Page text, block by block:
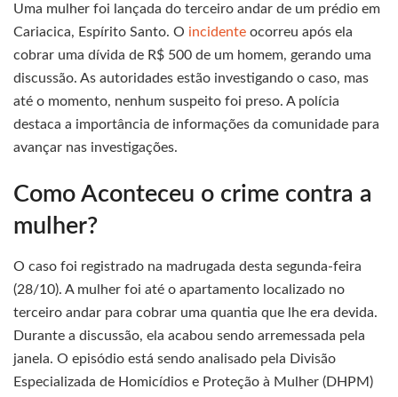
Uma mulher foi lançada do terceiro andar de um prédio em
Cariacica, Espírito Santo. O incidente ocorreu após ela
cobrar uma dívida de R$ 500 de um homem, gerando uma
discussão. As autoridades estão investigando o caso, mas
até o momento, nenhum suspeito foi preso. A polícia
destaca a importância de informações da comunidade para
avançar nas investigações.
Como Aconteceu o crime contra a
mulher?
O caso foi registrado na madrugada desta segunda-feira
(28/10). A mulher foi até o apartamento localizado no
terceiro andar para cobrar uma quantia que lhe era devida.
Durante a discussão, ela acabou sendo arremessada pela
janela. O episódio está sendo analisado pela Divisão
Especializada de Homicídios e Proteção à Mulher (DHPM)